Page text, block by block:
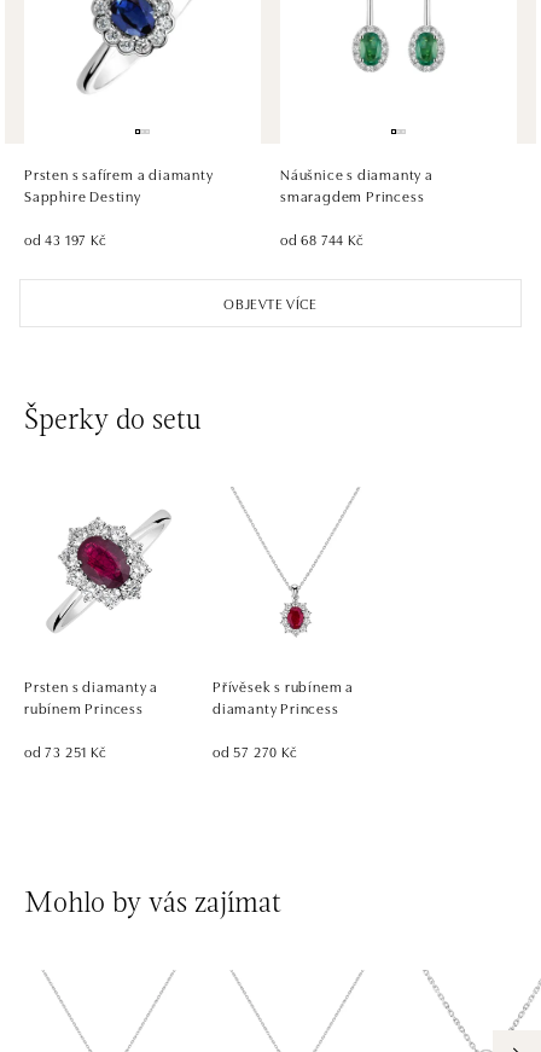
tel.: +421 917 090 372
dnes otevřeno do 21:00
Pribinova 8, 811 09 Bratislava
dnes otevřeno od 10:00
OBJEVTE VÍCE
Prsten s safírem a diamanty
Sapphire Destiny
od 43 197 Kč
Náušnice s diamanty a
smaragdem Princess
od 68 744 Kč
Šperky do setu
Prsten s diamanty a
rubínem Princess
od 73 251 Kč
Přívěsek s rubínem a
diamanty Princess
od 57 270 Kč
Mohlo by vás zajímat